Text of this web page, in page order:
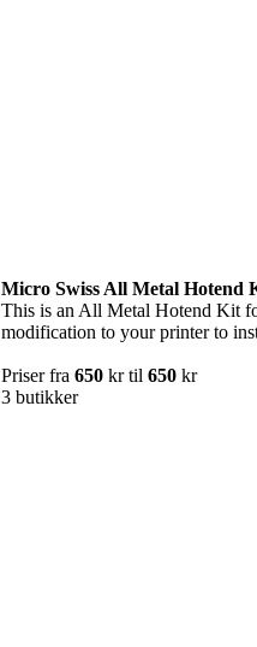
Micro Swiss All Metal Hotend
This is an All Metal Hotend Kit
modification to your printer to
Priser fra 650 kr til 650 kr
3 butikker